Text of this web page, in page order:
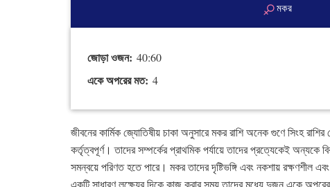
মকর
জোড়া ওজন: 40:60
একে অপরের মত: 4
জীবনের কার্মিক জ্যোতিষীয় চাকা অনুসারে মকর রাশি অনেক গুণে সিংহ
কর্তৃত্বপূর্ণ। তাদের সম্পর্কের প্রাথমিক পর্যায়ে তাদের প্রত্যেকেই
সমন্বয়ে পরিণত হতে পারে। মকর তাদের দৃষ্টিভঙ্গি এবং নকশায় রক্ষণশীল
একটি সাধারণ লক্ষ্যের দিকে কাজ করার সময় তাদের মধ্যে দুজন একে